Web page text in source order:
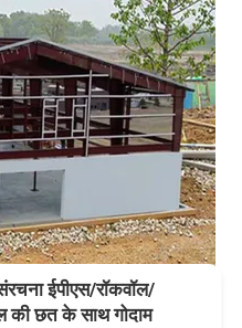
ईपीएस/रॉकवॉल/
की छत के साथ गोदाम